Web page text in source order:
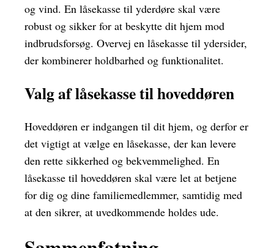
og vind. En låsekasse til yderdøre skal være
robust og sikker for at beskytte dit hjem mod
indbrudsforsøg. Overvej en låsekasse til ydersider,
der kombinerer holdbarhed og funktionalitet.
Valg af låsekasse til hoveddøren
Hoveddøren er indgangen til dit hjem, og derfor er
det vigtigt at vælge en låsekasse, der kan levere
den rette sikkerhed og bekvemmelighed. En
låsekasse til hoveddøren skal være let at betjene
for dig og dine familiemedlemmer, samtidig med
at den sikrer, at uvedkommende holdes ude.